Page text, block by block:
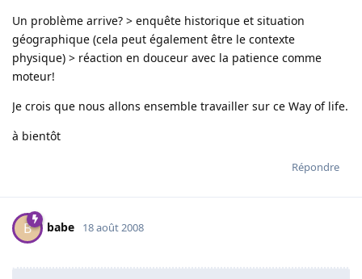
Un problème arrive? > enquête historique et situation
géographique (cela peut également être le contexte
physique) > réaction en douceur avec la patience comme
moteur!
Je crois que nous allons ensemble travailler sur ce Way of life.
à bientôt
Répondre
B babe 18 août 2008